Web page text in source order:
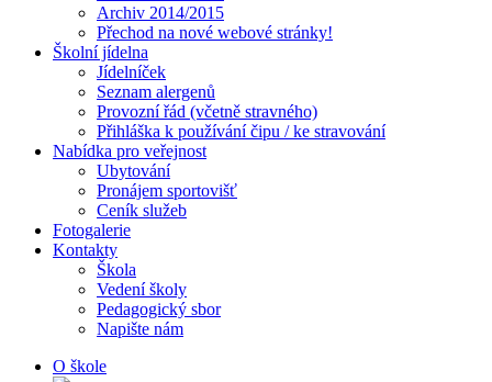
Archiv 2014/2015
Přechod na nové webové stránky!
Školní jídelna
Jídelníček
Seznam alergenů
Provozní řád (včetně stravného)
Přihláška k používání čipu / ke stravování
Nabídka pro veřejnost
Ubytování
Pronájem sportovišť
Ceník služeb
Fotogalerie
Kontakty
Škola
Vedení školy
Pedagogický sbor
Napište nám
O škole